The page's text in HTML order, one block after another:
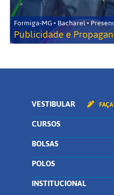
Formiga-MG • Bacharel •
Publicidade e
VESTIBULAR
CURSOS
BOLSAS
POLOS
INSTITUCIONAL